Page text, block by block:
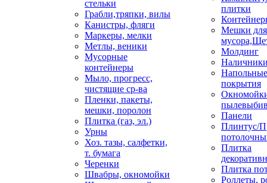
стельки
Грабли,тряпки, вилы
Канистры, фляги
Маркеры, мелки
Метлы, веники
Мусорные
контейнеры
Мыло, прогресс,
чистящие ср-ва
Пленки, пакеты,
мешки, поролон
Плитка (газ, эл.)
Урны
Хоз. тазы, салфетки,
т. бумага
Черенки
Швабры, окномойки
плитки
Мешки для
Молдинг
Напольные
покрытия
Панели
Плинтус/
Плитка
Плитка
Роллеты,